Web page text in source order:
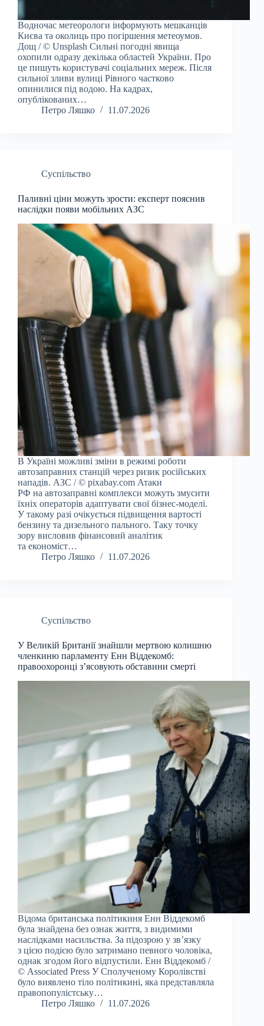
Водночас метеорологи інформують мешканців
Києва та околиць про погіршення метеоумов.
Дощ / © Unsplash Сильні погодні явища
охопили одразу декілька областей України. Про
це пишуть користувачі соціальних мереж. Після
сильної зливи вулиці Рівного частково
опинилися під водою. На кадрах,
опублікованих…
Петро Ляшко
11.07.2026
Суспільство
Паливні ціни можуть зрости: експерт пояснив
наслідки появи мобільних АЗС
В Україні можливі зміни в режимі роботи
автозаправних станцій через ризик російських
нападів. АЗС / © pixabay.com Атаки
РФ на автозаправні комплекси можуть змусити
їхніх операторів адаптувати свої бізнес-моделі.
У такому разі очікується підвищення вартості
бензину та дизельного пального. Таку точку
зору висловив фінансовий аналітик
та економіст…
Петро Ляшко
11.07.2026
Суспільство
У Великій Британії знайшли мертвою колишню
членкиню парламенту Енн Віддекомб:
правоохоронці з’ясовують обставини смерті
Відома британська політикиня Енн Віддекомб
була знайдена без ознак життя, з видимими
наслідками насильства. За підозрою у зв’язку
з цією подією було затримано певного чоловіка,
однак згодом його відпустили. Енн Віддекомб /
© Associated Press У Сполученому Королівстві
було виявлено тіло політикині, яка представляла
правопопулістську…
Петро Ляшко
11.07.2026